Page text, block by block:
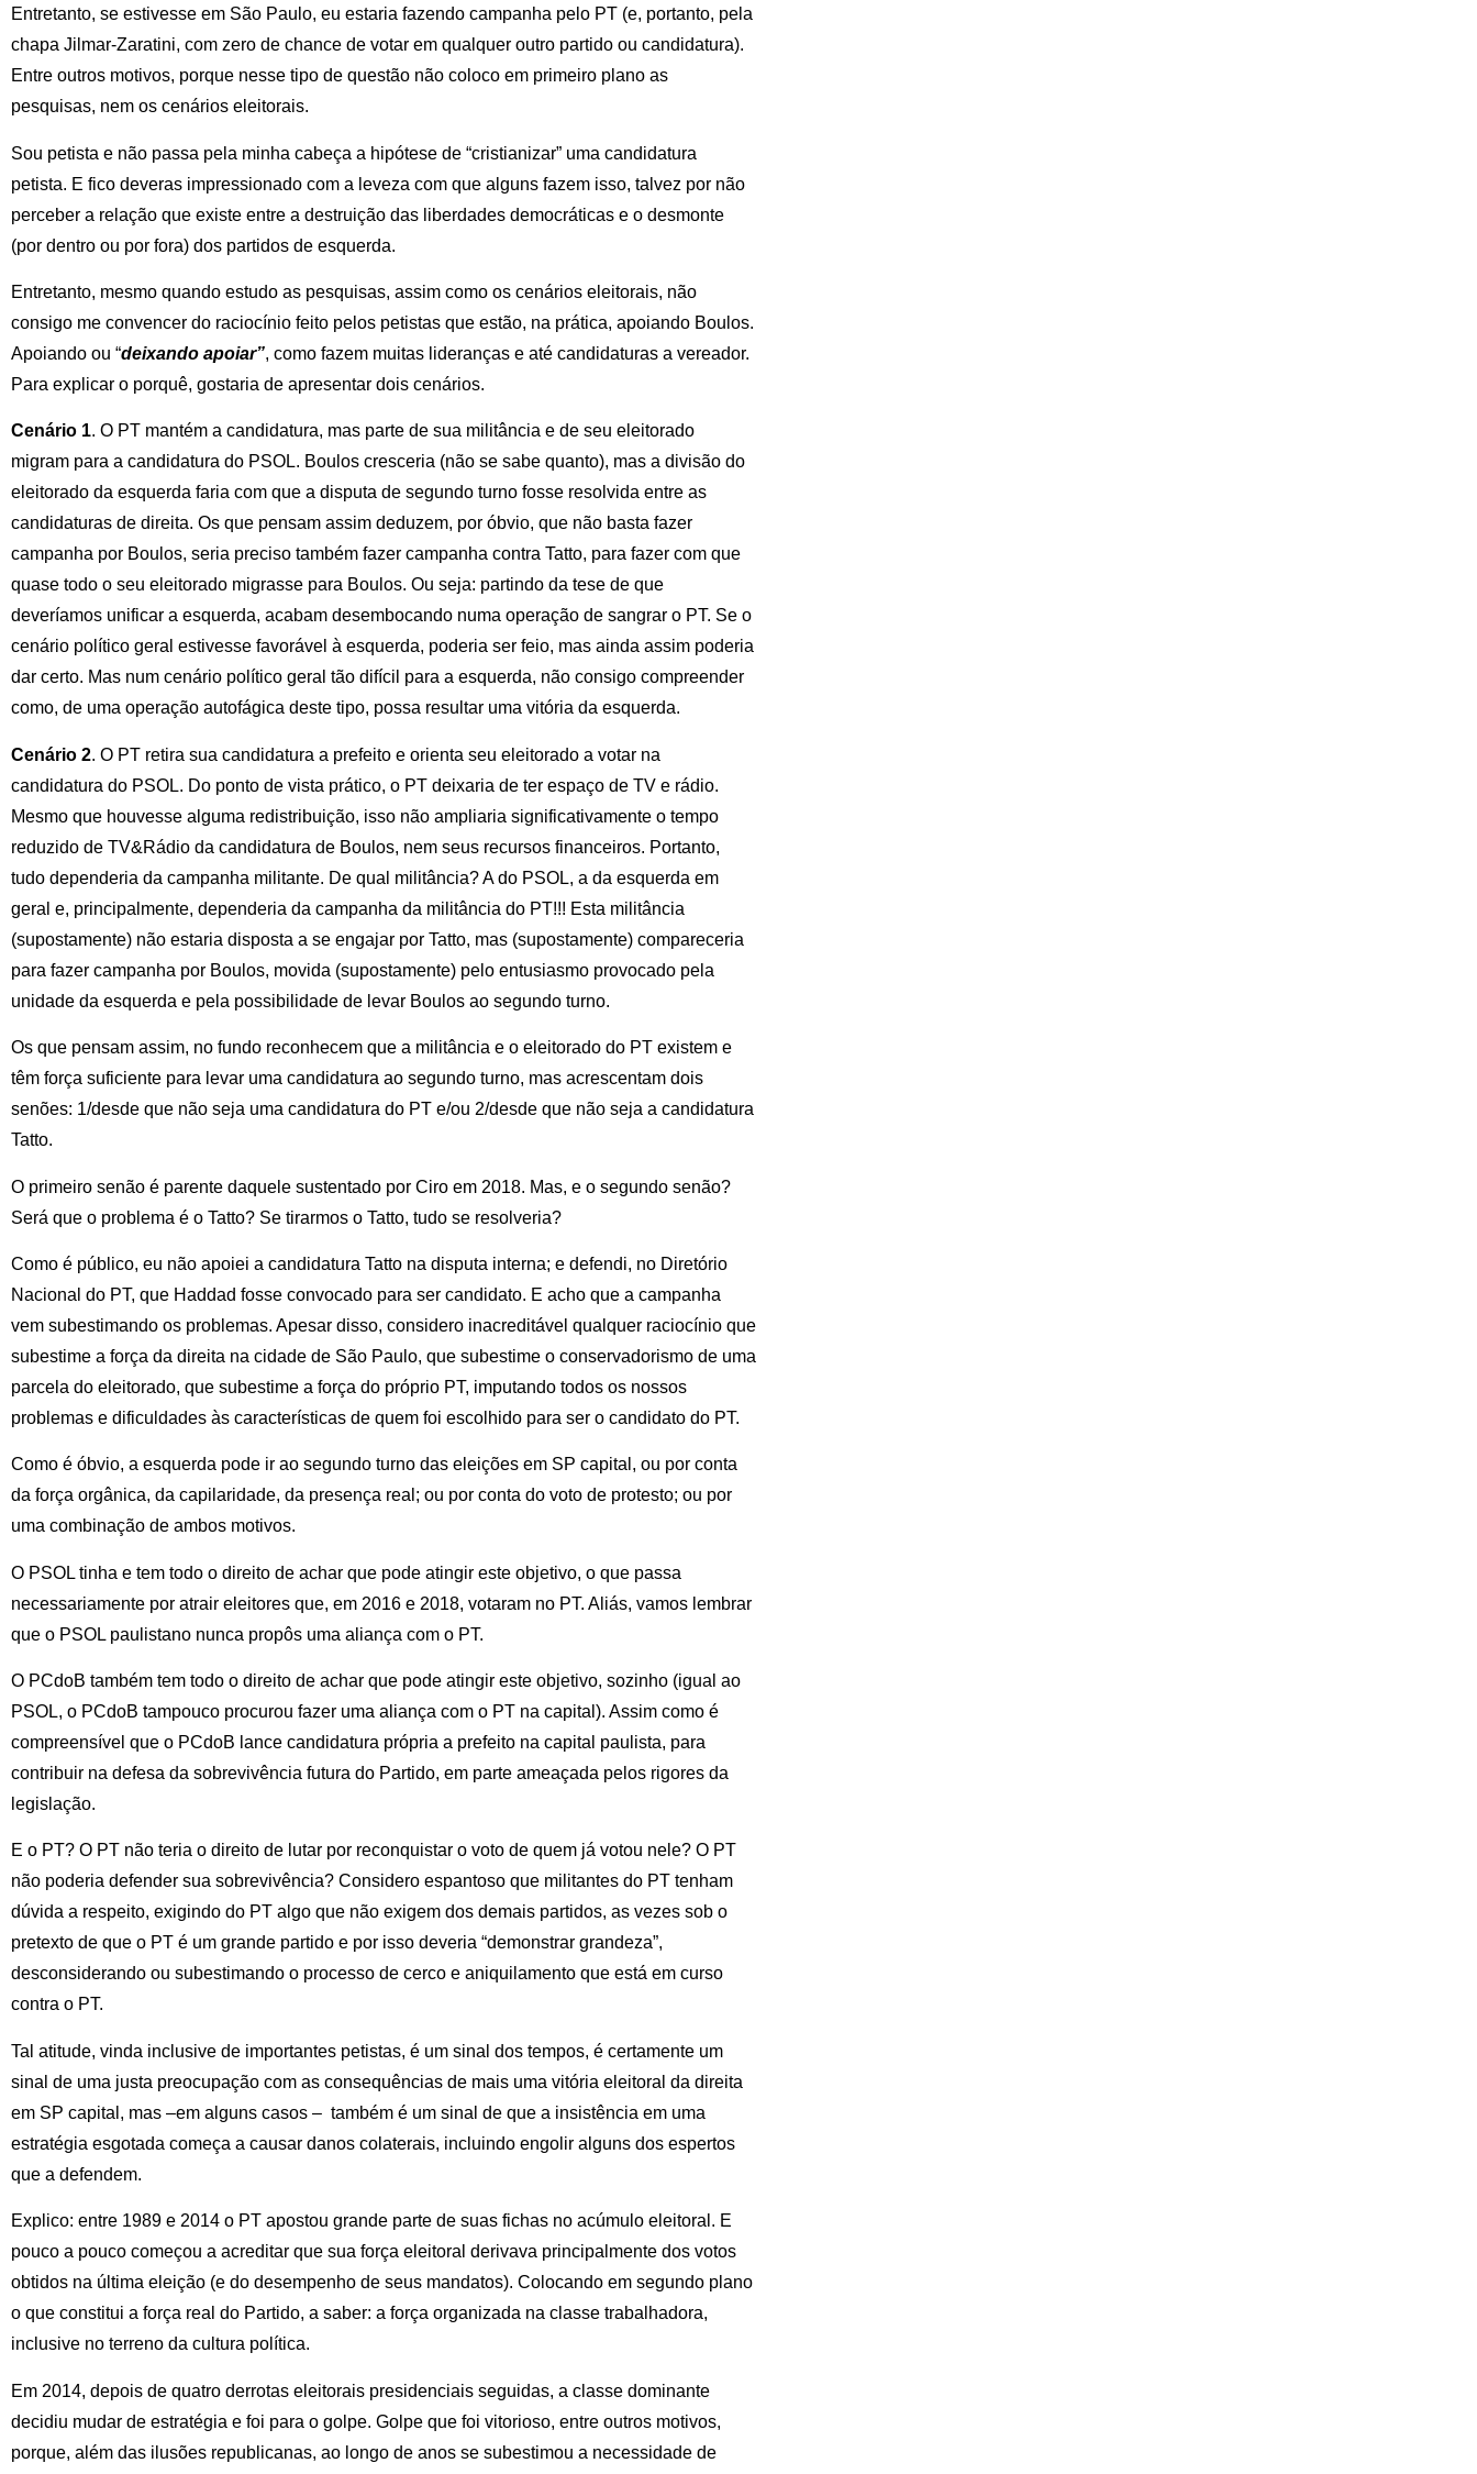
Entretanto, se estivesse em São Paulo, eu estaria fazendo campanha pelo PT (e, portanto, pela
chapa Jilmar-Zaratini, com zero de chance de votar em qualquer outro partido ou candidatura).
Entre outros motivos, porque nesse tipo de questão não coloco em primeiro plano as
pesquisas, nem os cenários eleitorais.
Sou petista e não passa pela minha cabeça a hipótese de “cristianizar” uma candidatura
petista. E fico deveras impressionado com a leveza com que alguns fazem isso, talvez por não
perceber a relação que existe entre a destruição das liberdades democráticas e o desmonte
(por dentro ou por fora) dos partidos de esquerda.
Entretanto, mesmo quando estudo as pesquisas, assim como os cenários eleitorais, não
consigo me convencer do raciocínio feito pelos petistas que estão, na prática, apoiando Boulos.
Apoiando ou “deixando apoiar”, como fazem muitas lideranças e até candidaturas a vereador.
Para explicar o porquê, gostaria de apresentar dois cenários.
Cenário 1. O PT mantém a candidatura, mas parte de sua militância e de seu eleitorado
migram para a candidatura do PSOL. Boulos cresceria (não se sabe quanto), mas a divisão do
eleitorado da esquerda faria com que a disputa de segundo turno fosse resolvida entre as
candidaturas de direita. Os que pensam assim deduzem, por óbvio, que não basta fazer
campanha por Boulos, seria preciso também fazer campanha contra Tatto, para fazer com que
quase todo o seu eleitorado migrasse para Boulos. Ou seja: partindo da tese de que
deveríamos unificar a esquerda, acabam desembocando numa operação de sangrar o PT. Se o
cenário político geral estivesse favorável à esquerda, poderia ser feio, mas ainda assim poderia
dar certo. Mas num cenário político geral tão difícil para a esquerda, não consigo compreender
como, de uma operação autofágica deste tipo, possa resultar uma vitória da esquerda.
Cenário 2. O PT retira sua candidatura a prefeito e orienta seu eleitorado a votar na
candidatura do PSOL. Do ponto de vista prático, o PT deixaria de ter espaço de TV e rádio.
Mesmo que houvesse alguma redistribuição, isso não ampliaria significativamente o tempo
reduzido de TV&Rádio da candidatura de Boulos, nem seus recursos financeiros. Portanto,
tudo dependeria da campanha militante. De qual militância? A do PSOL, a da esquerda em
geral e, principalmente, dependeria da campanha da militância do PT!!! Esta militância
(supostamente) não estaria disposta a se engajar por Tatto, mas (supostamente) compareceria
para fazer campanha por Boulos, movida (supostamente) pelo entusiasmo provocado pela
unidade da esquerda e pela possibilidade de levar Boulos ao segundo turno.
Os que pensam assim, no fundo reconhecem que a militância e o eleitorado do PT existem e
têm força suficiente para levar uma candidatura ao segundo turno, mas acrescentam dois
senões: 1/desde que não seja uma candidatura do PT e/ou 2/desde que não seja a candidatura
Tatto.
O primeiro senão é parente daquele sustentado por Ciro em 2018. Mas, e o segundo senão?
Será que o problema é o Tatto? Se tirarmos o Tatto, tudo se resolveria?
Como é público, eu não apoiei a candidatura Tatto na disputa interna; e defendi, no Diretório
Nacional do PT, que Haddad fosse convocado para ser candidato. E acho que a campanha
vem subestimando os problemas. Apesar disso, considero inacreditável qualquer raciocínio que
subestime a força da direita na cidade de São Paulo, que subestime o conservadorismo de uma
parcela do eleitorado, que subestime a força do próprio PT, imputando todos os nossos
problemas e dificuldades às características de quem foi escolhido para ser o candidato do PT.
Como é óbvio, a esquerda pode ir ao segundo turno das eleições em SP capital, ou por conta
da força orgânica, da capilaridade, da presença real; ou por conta do voto de protesto; ou por
uma combinação de ambos motivos.
O PSOL tinha e tem todo o direito de achar que pode atingir este objetivo, o que passa
necessariamente por atrair eleitores que, em 2016 e 2018, votaram no PT. Aliás, vamos lembrar
que o PSOL paulistano nunca propôs uma aliança com o PT.
O PCdoB também tem todo o direito de achar que pode atingir este objetivo, sozinho (igual ao
PSOL, o PCdoB tampouco procurou fazer uma aliança com o PT na capital). Assim como é
compreensível que o PCdoB lance candidatura própria a prefeito na capital paulista, para
contribuir na defesa da sobrevivência futura do Partido, em parte ameaçada pelos rigores da
legislação.
E o PT? O PT não teria o direito de lutar por reconquistar o voto de quem já votou nele? O PT
não poderia defender sua sobrevivência? Considero espantoso que militantes do PT tenham
dúvida a respeito, exigindo do PT algo que não exigem dos demais partidos, as vezes sob o
pretexto de que o PT é um grande partido e por isso deveria “demonstrar grandeza”,
desconsiderando ou subestimando o processo de cerco e aniquilamento que está em curso
contra o PT.
Tal atitude, vinda inclusive de importantes petistas, é um sinal dos tempos, é certamente um
sinal de uma justa preocupação com as consequências de mais uma vitória eleitoral da direita
em SP capital, mas –em alguns casos – também é um sinal de que a insistência em uma
estratégia esgotada começa a causar danos colaterais, incluindo engolir alguns dos espertos
que a defendem.
Explico: entre 1989 e 2014 o PT apostou grande parte de suas fichas no acúmulo eleitoral. E
pouco a pouco começou a acreditar que sua força eleitoral derivava principalmente dos votos
obtidos na última eleição (e do desempenho de seus mandatos). Colocando em segundo plano
o que constitui a força real do Partido, a saber: a força organizada na classe trabalhadora,
inclusive no terreno da cultura política.
Em 2014, depois de quatro derrotas eleitorais presidenciais seguidas, a classe dominante
decidiu mudar de estratégia e foi para o golpe. Golpe que foi vitorioso, entre outros motivos,
porque, além das ilusões republicanas, ao longo de anos se subestimou a necessidade de